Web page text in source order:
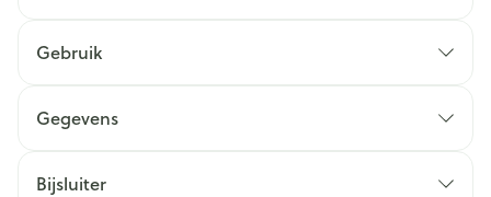
Gebruik
Gegevens
Bijsluiter